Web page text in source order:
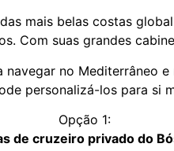
mais belas costas
Com suas grandes
no Mediterrâneo
personalizá-los para si
Opção 1:
de cruzeiro privado do